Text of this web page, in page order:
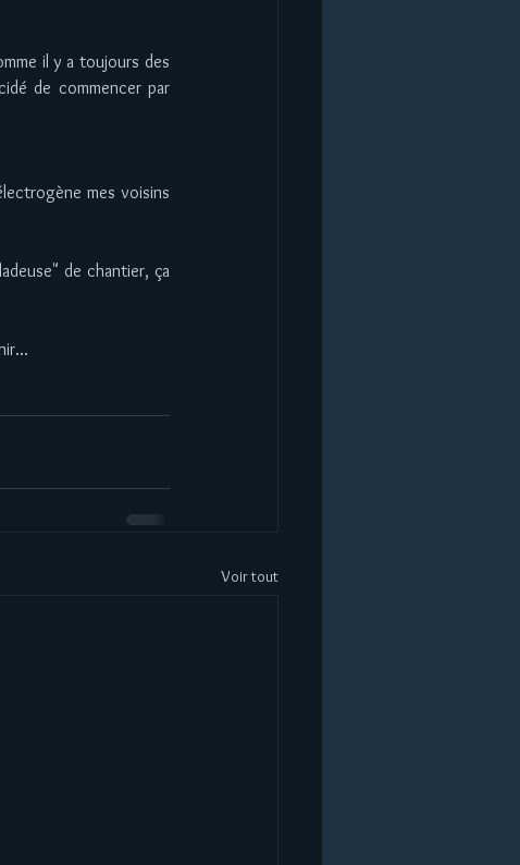
il y a toujours des
de commencer par
mes voisins
de chantier, ça
Voir tout